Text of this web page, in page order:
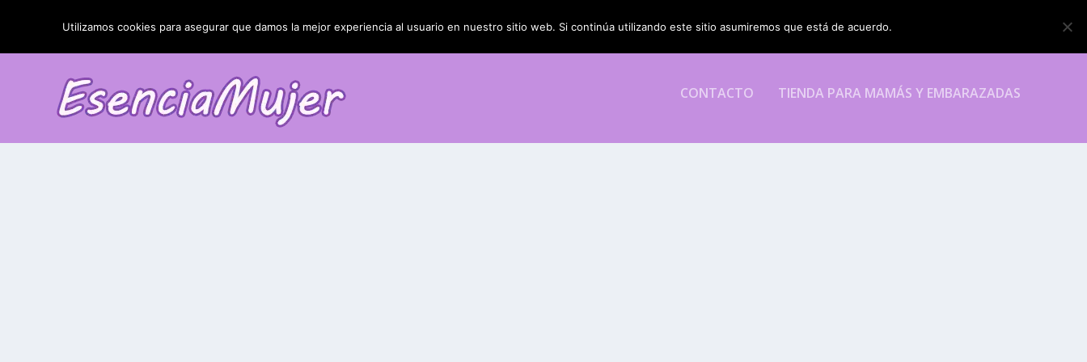
TENDENCIAS: La blefaroplastia y sus resultados
CONTACTO TIENDA PARA MAMÁS Y EMBARAZADAS
Utilizamos cookies para asegurar que damos la mejor experiencia al usuario en nuestro sitio web. Si continúa utilizando este sitio asumiremos que está de acuerdo.